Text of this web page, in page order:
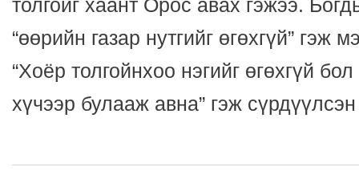
толгойг хаант Орос авах гэжээ.
“өөрийн газар нутгийг өгөхгүй” гэж
“Хоёр толгойнхоо нэгийг өгөхгүй
хүчээр булааж авна” гэж